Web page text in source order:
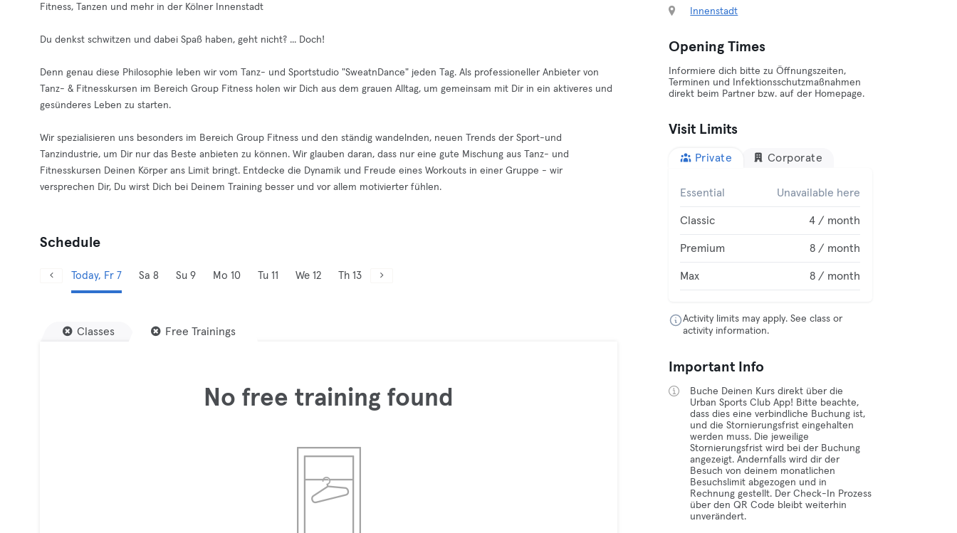
Fitness, Tanzen und mehr in der Kölner Innenstadt
Du denkst schwitzen und dabei Spaß haben, geht nicht? ... Doch!
Denn genau diese Philosophie leben wir vom Tanz- und Sportstudio "SweatnDance" jeden Tag. Als professioneller Anbieter von
Tanz- & Fitnesskursen im Bereich Group Fitness holen wir Dich aus dem grauen Alltag, um gemeinsam mit Dir in ein aktiveres und
gesünderes Leben zu starten.
Wir spezialisieren uns besonders im Bereich Group Fitness und den ständig wandelnden, neuen Trends der Sport-und
Tanzindustrie, um Dir nur das Beste anbieten zu können. Wir glauben daran, dass nur eine gute Mischung aus Tanz- und
Fitnesskursen Deinen Körper ans Limit bringt. Entdecke die Dynamik und Freude eines Workouts in einer Gruppe - wir
versprechen Dir, Du wirst Dich bei Deinem Training besser und vor allem motivierter fühlen.
Schedule
Today, Fr 7 Sa 8 Su 9 Mo 10 Tu 11 We 12 Th 13
Classes Free Trainings
No free training found
Innenstadt
Opening Times
Informiere dich bitte zu Öffnungszeiten,
Terminen und Infektionsschutzmaßnahmen
direkt beim Partner bzw. auf der Homepage.
Visit Limits
Private Corporate
Essential Unavailable here
Classic 4 / month
Premium 8 / month
Max 8 / month
Activity limits may apply. See class or
activity information.
Important Info
Buche Deinen Kurs direkt über die
Urban Sports Club App! Bitte beachte,
dass dies eine verbindliche Buchung ist,
und die Stornierungsfrist eingehalten
werden muss. Die jeweilige
Stornierungsfrist wird bei der Buchung
angezeigt. Andernfalls wird dir der
Besuch von deinem monatlichen
Besuchslimit abgezogen und in
Rechnung gestellt. Der Check-In Prozess
über den QR Code bleibt weiterhin
unverändert.